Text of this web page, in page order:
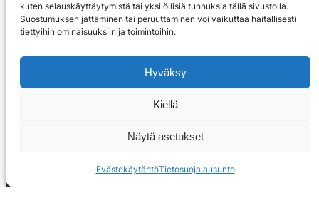
kuten selauskäyttäytymistä tai yksilöllisiä tunnuksia tällä sivustolla.
Suostumuksen jättäminen tai peruuttaminen voi vaikuttaa haitallisesti
tiettyihin ominaisuuksiin ja toimintoihin.
Hyväksy
Kiellä
Näytä asetukset
EvästekäytäntöTietosuojalausunto
OTA YHTEYTTÄ